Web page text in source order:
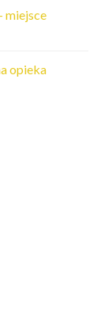
miejsce
opieka